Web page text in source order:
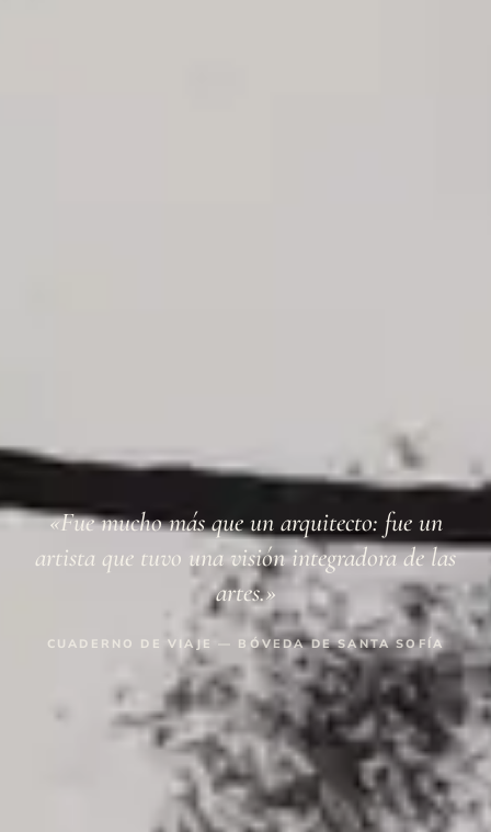
«Fue mucho más que un arquitecto: fue un
artista que tuvo una visión integradora de las
artes.»
CUADERNO DE VIAJE — BÓVEDA DE SANTA SOFÍA